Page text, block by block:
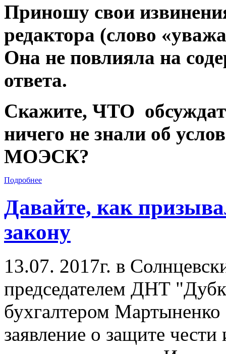
Приношу свои
редактора (слово
Она не повлияла на
ответа.
Скажите, ЧТО
ничего не знали об
МОЭСК?
Подробнее
Давайте, как
закону
13.07. 2017г. в
председателем ДНТ
бухгалтером
заявление о защите